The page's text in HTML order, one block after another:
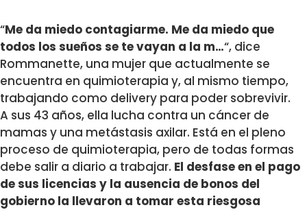
“Me da miedo contagiarme. Me da miedo que
todos los sueños se te vayan a la m…“, dice
Rommanette, una mujer que actualmente se
encuentra en quimioterapia y, al mismo tiempo,
trabajando como delivery para poder sobrevivir.
A sus 43 años, ella lucha contra un cáncer de
mamas y una metástasis axilar. Está en el pleno
proceso de quimioterapia, pero de todas formas
debe salir a diario a trabajar. El desfase en el pago
de sus licencias y la ausencia de bonos del
gobierno la llevaron a tomar esta riesgosa